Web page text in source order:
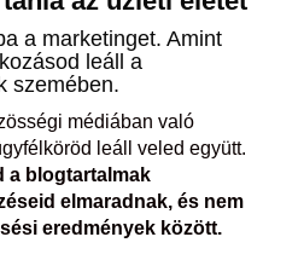
a marketinget. Amint
leáll a
szemében.
médiában való
leáll veled együtt.
a blogtartalmak
elmaradnak, és nem
eredmények között.